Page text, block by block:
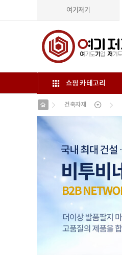
여기저기
쇼핑 카테고리
건축자재